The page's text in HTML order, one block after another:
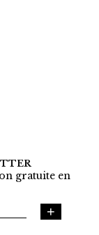
gratuite en